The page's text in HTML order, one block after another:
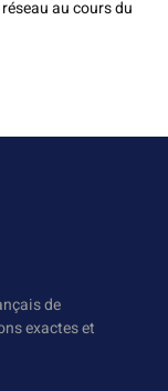
au cours du
de
exactes et